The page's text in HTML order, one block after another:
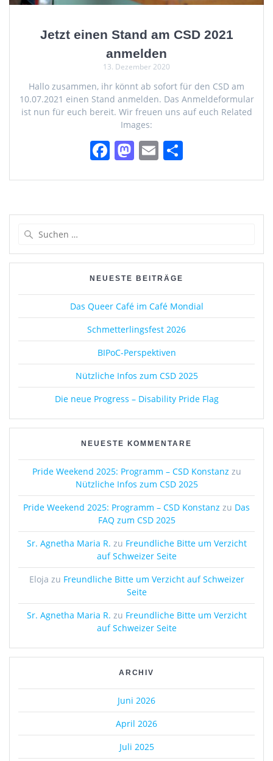
Jetzt einen Stand am CSD 2021
anmelden
13. Dezember 2020
Hallo zusammen, ihr könnt ab sofort für den CSD am
10.07.2021 einen Stand anmelden. Das Anmeldeformular
ist nun für euch bereit. Wir freuen uns auf euch Related
Images:
F
c
e
o
o
k
M
st
o
o
n
E
ai
l
le
n
NEUESTE BEITRÄGE
Das Queer Café im Café Mondial
Schmetterlingsfest 2026
BIPoC-Perspektiven
Nützliche Infos zum CSD 2025
Die neue Progress – Disability Pride Flag
NEUESTE KOMMENTARE
Pride Weekend 2025: Programm – CSD Konstanz zu
Nützliche Infos zum CSD 2025
Pride Weekend 2025: Programm – CSD Konstanz zu Das
FAQ zum CSD 2025
Sr. Agnetha Maria R. zu Freundliche Bitte um Verzicht
auf Schweizer Seite
Eloja zu Freundliche Bitte um Verzicht auf Schweizer
Seite
Sr. Agnetha Maria R. zu Freundliche Bitte um Verzicht
auf Schweizer Seite
ARCHIV
Juni 2026
April 2026
Juli 2025